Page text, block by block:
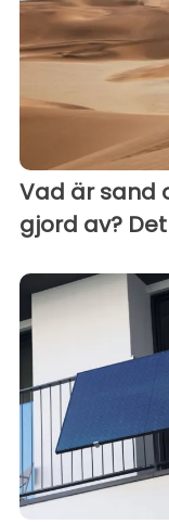
Vad är sand
gjord av?